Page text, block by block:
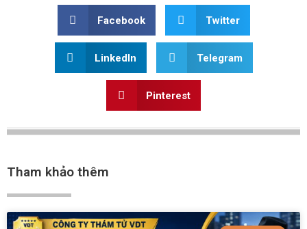
Facebook Twitter
LinkedIn Telegram
Pinterest
Tham khảo thêm